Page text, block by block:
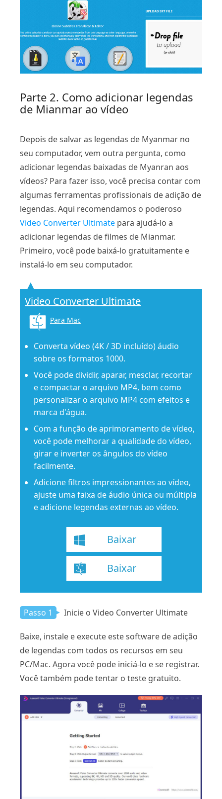
Parte 2. Como adicionar legendas
de Mianmar ao vídeo
Depois de salvar as legendas de Myanmar no
seu computador, vem outra pergunta, como
adicionar legendas baixadas de Myanran aos
vídeos? Para fazer isso, você precisa contar com
algumas ferramentas profissionais de adição de
legendas. Aqui recomendamos o poderoso
Video Converter Ultimate para ajudá-lo a
adicionar legendas de filmes de Mianmar.
Primeiro, você pode baixá-lo gratuitamente e
instalá-lo em seu computador.
Video Converter Ultimate
Para Mac
Converta vídeo (4K / 3D incluído) áudio
sobre os formatos 1000.
Você pode dividir, aparar, mesclar, recortar
e compactar o arquivo MP4, bem como
personalizar o arquivo MP4 com efeitos e
marca d'água.
Com a função de aprimoramento de vídeo,
você pode melhorar a qualidade do vídeo,
girar e inverter os ângulos do vídeo
facilmente.
Adicione filtros impressionantes ao vídeo,
ajuste uma faixa de áudio única ou múltipla
e adicione legendas externas ao vídeo.
Baixar
Baixar
Passo 1 Inicie o Video Converter Ultimate
Baixe, instale e execute este software de adição
de legendas com todos os recursos em seu
PC/Mac. Agora você pode iniciá-lo e se registrar.
Você também pode tentar o teste gratuito.